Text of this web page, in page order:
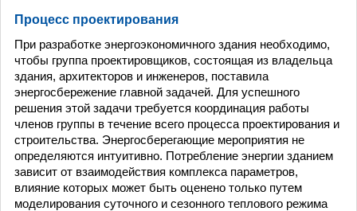
Процесс проектирования
При разработке энергоэкономичного здания необходимо,
чтобы группа проектировщиков, состоящая из владельца
здания, архитекторов и инженеров, поставила
энергосбережение главной задачей. Для успешного
решения этой задачи требуется координация работы
членов группы в течение всего процесса проектирования и
строительства. Энергосберегающие мероприятия не
определяются интуитивно. Потребление энергии зданием
зависит от взаимодействия комплекса параметров,
влияние которых может быть оценено только путем
моделирования суточного и сезонного теплового режима